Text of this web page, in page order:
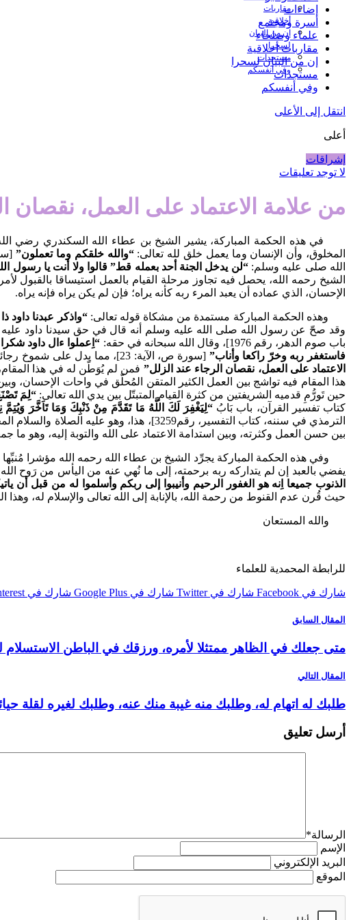
مقاربات
أخلاقية
إن من البيان
لسحرا
مستجدات
وفي أنفسكم
إضاءات
أسرة ومجتمع
علماء وصلحاء
مقاربات أخلاقية
إن من البيان لسحرا
مستجدات
وفي أنفسكم
انتقل إلى الأعلى
أعلى
إشراقات
لا توجد تعليقات
من علامة الاعتماد على العمل، نقصان
في هذه الحكمة المباركة، يشير الشيخ بن عطاء الله السكندري رضي
المخلوق، وأن الإنسان وما يعمل خلق لله تعالى:“والله خلقكم وما تعملون”
الله صلى عليه وسلم:“لن يدخل الجنة أحد بعمله قط” قالوا ولا أنت يا رسول
الشيخ رحمه الله، يحصل فيه تجاوز مرحلة القيام بالعمل استيساقا بالقبول
الإحسان، الذي عماده أن يعبد المرء ربه كأنه يراه؛ فإن لم يكن يراه فإنه يراه.
وهذه الحكمة المباركة مستمدة من مشكاة قوله تعالى:“واذكر عبدنا داود ذا
وقد صحّ عن رسول الله صلى الله عليه وسلم أنه قال في حق سيدنا داود
باب صوم الدهر، رقم 1976]، وقال الله سبحانه في حقه:
“اِعملوا ءال داود
فاستغفر ربه وخرّ راكعا وأناب” [سورة ص، الآية: 23]، مما يدل على شموخ رجائه عليه السلام، ونبضه في الحالات، على كثرة عمله المؤيد المسدّد عليه السلام، وهو قصد الشيخ رحمه الله حين قال:
الاعتماد على العمل، نقصان الرجاء عند الزلل” فمن لم يُوَطّن له في هذا
هذا المقام فيه تواشج بين العمل الكثير المتقن المُحلّق في واحات الإحسان،
حين تَورُّمِ قدميه الشريفتين من كثرة القيام المتبتّل بين يدي الله تعالى: “لِمَ
كتاب تفسير القرآن، باب بَابُ “لِيَغْفِرَ لَكَ اللَّهُ مَا تَقَدَّمَ مِنْ ذَنْبِكَ وَمَا تَاَخَّرَ
الترمذي في سننه، كتاب التفسير،
بين حسن العمل وكثرته، وبين استدامة الاعتماد على الله والتوبة إليه، وهو ما
وفي هذه الحكمة المباركة يجرِّد الشيخ بن عطاء الله رحمه الله مؤشرا مُنبِّها
يفضي بالعبد إن لم يتداركه ربه برحمته، إلى ما نُهي عنه من اليأس من رَوح
الذنوب جميعا اِنه هو الغفور الرحيم وأنيبوا إلى ربكم وأسلموا له من قبل
حيث قُرن عدم القنوط من رحمة الله، بالإنابة إلى الله تعالى والإسلام له،
والله المستعان
للرابطة المحمدية للعلماء
شارك في Facebook شارك في Twitter شارك في Google Plus شارك في pinterest
المقال السابق
متى جعلك في الظاهر ممتثلا لأمره، ورزقك في الباطن الاستسلام
المقال التالي
طلبك له اتهام له، وطلبك منه غيبة منك عنه، وطلبك لغيره لقلة
أرسل تعليق
الرسالة*
الإسم
البريد الإلكتروني
الموقع